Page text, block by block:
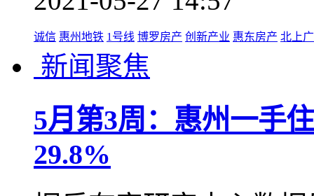
诚信 惠州地铁 1号线 博罗房产 创新产业 惠东房产 北上
新闻聚焦